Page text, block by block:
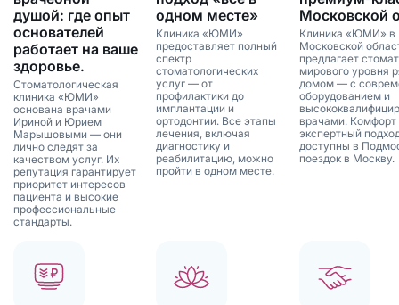
душой: где опыт
основателей
работает на ваше
здоровье.
Стоматологическая
клиника «ЮМИ»
основана врачами
Ириной и Юрием
Марышовыми — они
лично следят за
качеством услуг. Их
репутация гарантирует
приоритет интересов
пациента и высокие
профессиональные
стандарты.
одном месте»
Клиника «ЮМИ»
предоставляет полный
спектр
стоматологических
услуг — от
профилактики до
имплантации и
ортодонтии. Все этапы
лечения, включая
диагностику и
реабилитацию, можно
пройти в одном месте.
Московской
Клиника «ЮМИ» в
Московской
предлагает
мирового уровня
домом — с
оборудованием и
врачами. Комфорт
экспертный
доступны в
поездок в Москву.